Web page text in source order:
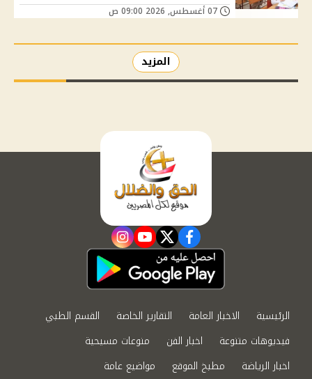
المزيد
facebook
twitter
youtube
instagram
الرئيسية الاخبار العامة التقارير الخاصة
القسم الطبي
فيديوهات متنوعة
اخبار الفن
منوعات مسيحية
اخبار الرياضة
مطبخ الموقع مواضيع عامة